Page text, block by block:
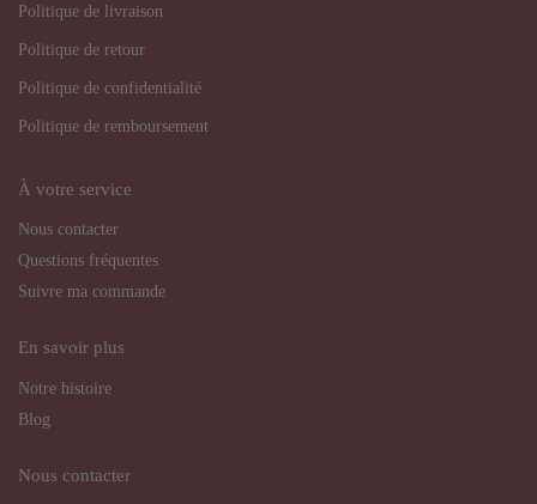
Politique de livraison
Politique de retour
Politique de confidentialité
Politique de remboursement
À votre service
Nous contacter
Questions fréquentes
Suivre ma commande
En savoir plus
Notre histoire
Blog
Nous contacter